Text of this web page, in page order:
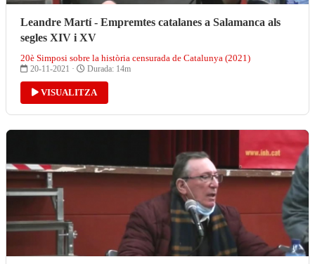
Leandre Martí - Empremtes catalanes a Salamanca als
segles XIV i XV
20è Simposi sobre la història censurada de Catalunya (2021)
20-11-2021 · Durada: 14m
VISUALITZA